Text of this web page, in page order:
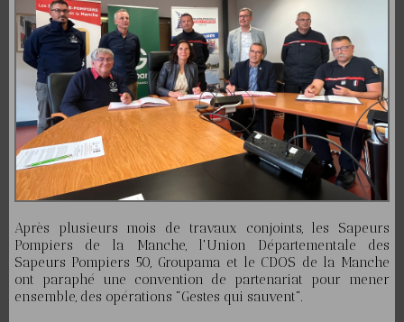
Après plusieurs mois de travaux conjoints, les Sapeurs
Pompiers de la Manche, l'Union Départementale des
Sapeurs Pompiers 50, Groupama et le CDOS de la Manche
ont paraphé une convention de partenariat pour mener
ensemble, des opérations "Gestes qui sauvent".